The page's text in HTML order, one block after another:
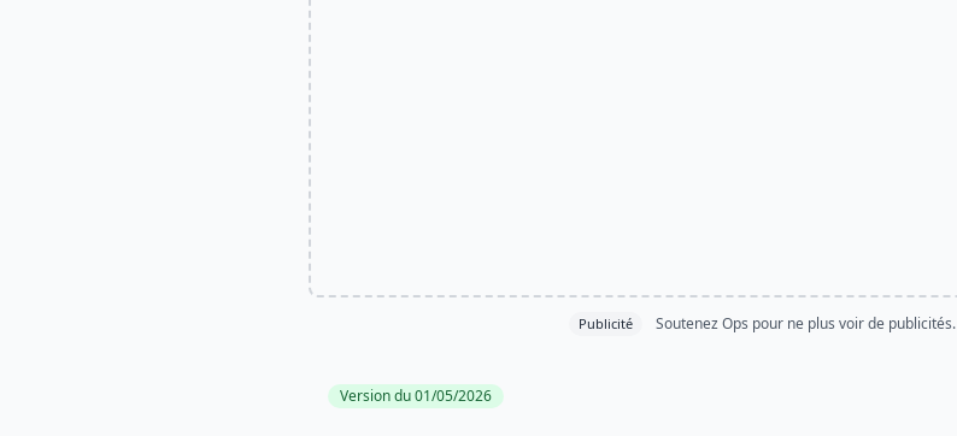
Publicité Soutenez Ops pour ne plus voir de publicités.
Version du 01/05/2026